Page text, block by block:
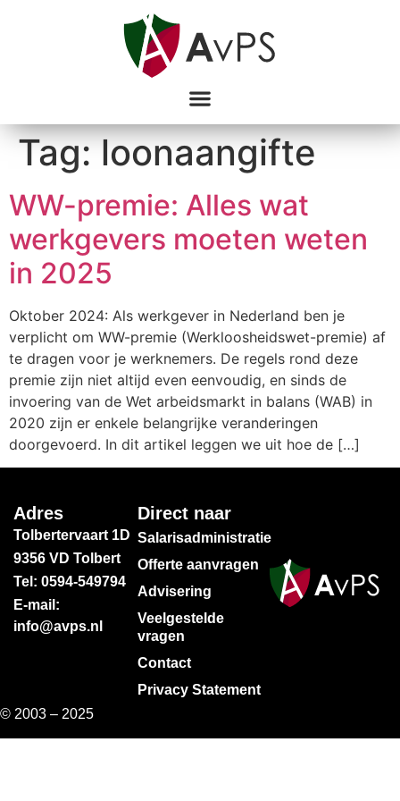
Tag:loonaangifte
WW-premie: Alles wat
werkgevers moeten weten
in 2025
Oktober 2024: Als werkgever in Nederland ben je
verplicht om WW-premie (Werkloosheidswet-premie) af
te dragen voor je werknemers. De regels rond deze
premie zijn niet altijd even eenvoudig, en sinds de
invoering van de Wet arbeidsmarkt in balans (WAB) in
2020 zijn er enkele belangrijke veranderingen
doorgevoerd. In dit artikel leggen we uit hoe de […]
Adres
Tolbertervaart 1D
9356 VD Tolbert
Tel: 0594-549794
E-mail:
info@avps.nl
Direct naar
Salarisadministratie
Offerte aanvragen
Advisering
Veelgestelde
vragen
Contact
Privacy Statement
© 2003 – 2025